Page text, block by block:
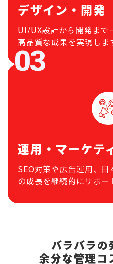
デザイン・開発
UI/UX設計から開発まで
高品質な成果を実現しま
運用・マーケテ
SEO対策や広告運用、
の成長を継続的にサポー
バラバラの
余分な管理コ